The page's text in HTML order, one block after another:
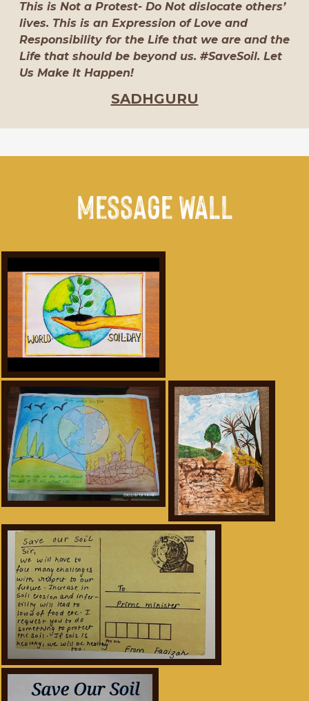
This is Not a Protest- Do Not dislocate others’
lives. This is an Expression of Love and
Responsibility for the Life that we are and the
Life that should be beyond us. #SaveSoil. Let
Us Make It Happen!
SADHGURU
Message WALL